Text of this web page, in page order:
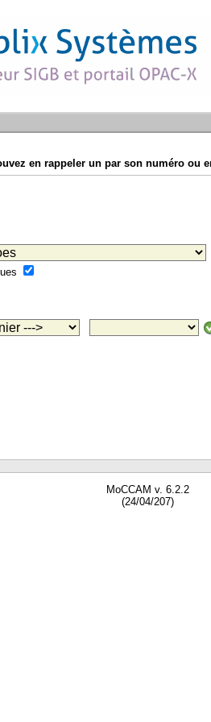
en rappeler un par son numéro
MoCCAM v. 6.2.2
(24/04/207)